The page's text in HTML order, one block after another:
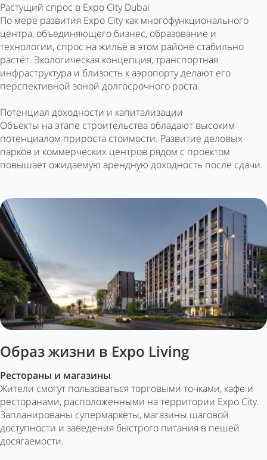
Растущий спрос в Expo City Dubai
По мере развития Expo City как многофункционального
центра, объединяющего бизнес, образование и
технологии, спрос на жильё в этом районе стабильно
растёт. Экологическая концепция, транспортная
инфраструктура и близость к аэропорту делают его
перспективной зоной долгосрочного роста.
Потенциал доходности и капитализации
Объекты на этапе строительства обладают высоким
потенциалом прироста стоимости. Развитие деловых
парков и коммерческих центров рядом с проектом
повышает ожидаемую арендную доходность после сдачи.
Образ жизни в Expo Living
Рестораны и магазины
Жители смогут пользоваться торговыми точками, кафе и
ресторанами, расположенными на территории Expo City.
Запланированы супермаркеты, магазины шаговой
доступности и заведения быстрого питания в пешей
досягаемости.